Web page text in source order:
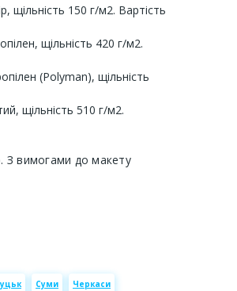
щільність 150 г/м2. Вартість
щільність 420 г/м2.
(Polyman), щільність
щільність 510 г/м2.
З вимогами до макету
Суми Черкаси